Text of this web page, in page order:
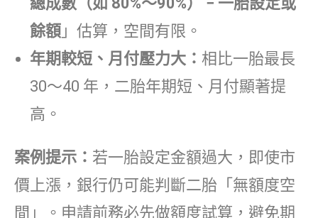
餘額 」估算，空間有限。
年期較短、月付壓力大： 相比一胎最長
30～40 年，二胎年期短、月付顯著提
高。
案例提示： 若一胎設定金額過大，即使市
價上漲，銀行仍可能判斷二胎「無額度空
間」。申請前務必先做額度試算，避免期